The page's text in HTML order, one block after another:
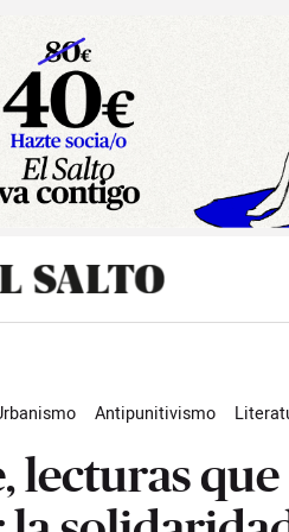
Antipunitivismo
lecturas que